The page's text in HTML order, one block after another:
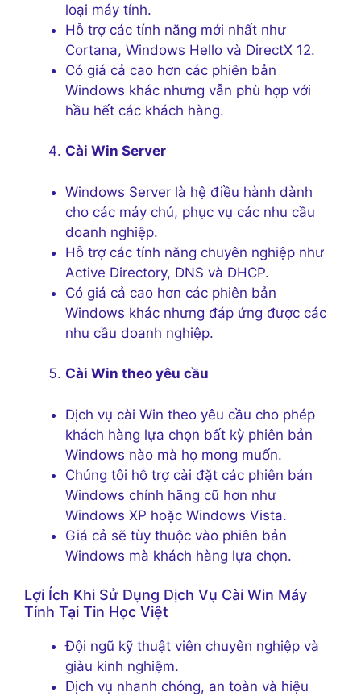
loại máy tính.
Hỗ trợ các tính năng mới nhất như
Cortana, Windows Hello và DirectX 12.
Có giá cả cao hơn các phiên bản
Windows khác nhưng vẫn phù hợp với
hầu hết các khách hàng.
Cài Win Server
Windows Server là hệ điều hành dành
cho các máy chủ, phục vụ các nhu cầu
doanh nghiệp.
Hỗ trợ các tính năng chuyên nghiệp như
Active Directory, DNS và DHCP.
Có giá cả cao hơn các phiên bản
Windows khác nhưng đáp ứng được các
nhu cầu doanh nghiệp.
Cài Win theo yêu cầu
Dịch vụ cài Win theo yêu cầu cho phép
khách hàng lựa chọn bất kỳ phiên bản
Windows nào mà họ mong muốn.
Chúng tôi hỗ trợ cài đặt các phiên bản
Windows chính hãng cũ hơn như
Windows XP hoặc Windows Vista.
Giá cả sẽ tùy thuộc vào phiên bản
Windows mà khách hàng lựa chọn.
Lợi Ích Khi Sử Dụng Dịch Vụ Cài Win Máy
Tính Tại Tin Học Việt
Đội ngũ kỹ thuật viên chuyên nghiệp và
giàu kinh nghiệm.
Dịch vụ nhanh chóng, an toàn và hiệu